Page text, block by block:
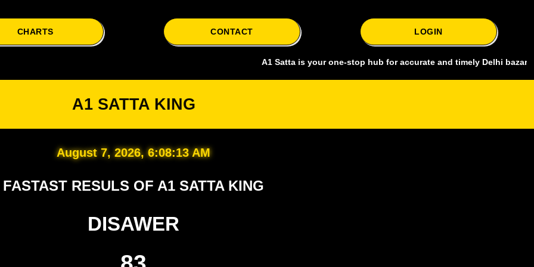
CHARTS CONTACT LOGIN
A1 Satta is your one-stop hub for accurate and timely Delhi bazar satta
A1 SATTA KING
August 7, 2026, 6:08:14 AM
FASTAST RESULS OF A1 SATTA KING
DISAWER